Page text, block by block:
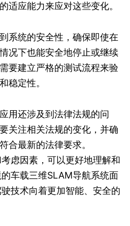
适应能力来应对这些变化。
系统的安全性，确保即使在
况下也能安全地停止或继续
要建立严格的测试流程来验
稳定性。
用还涉及到法律法规的问
关注相关法规的变化，并确
合最新的法律要求。
虑因素，可以更好地理解和
车载三维SLAM导航系统面
技术向着更加智能、安全的